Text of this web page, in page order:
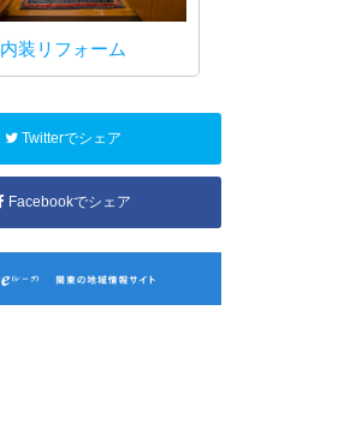
内装リフォーム
Twitterでシェア
Facebookでシェア